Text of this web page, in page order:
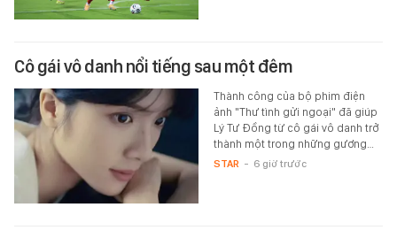
Cô gái vô danh nổi tiếng sau một đêm
Thành công của bộ phim điện
ảnh "Thư tình gửi ngoại" đã giúp
Lý Tư Đồng từ cô gái vô danh trở
thành một trong những gương…
STAR - 6 giờ trước